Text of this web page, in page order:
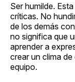
Ser humilde.
críticas. No
de los demás
no significa que
aprender a
crear un clima
equipo.